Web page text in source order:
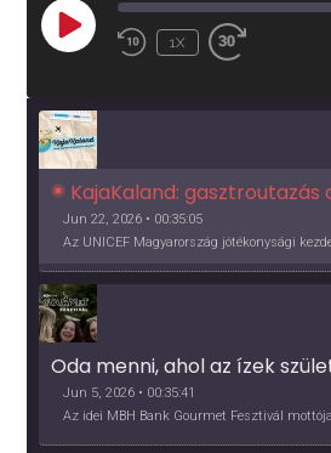
PLAY
EPISODE
1X
KajaKaland: gasztroutazás
Jun 22, 2026 • 00:35:05
Oda menni, ahol az ízek
Vidék, Gourmet Fesztivál 2026
Jun 5, 2026 • 00:35:41